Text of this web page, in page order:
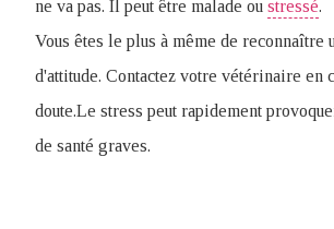
ne va pas. Il peut être malade ou stressé.
Vous êtes le plus à même de reconnaître
d'attitude. Contactez votre vétérinaire en
doute.Le stress peut rapidement
de santé graves.